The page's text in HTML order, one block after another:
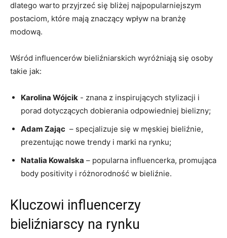
dlatego warto przyjrzeć ​się ​bliżej⁤ najpopularniejszym
⁣postaciom,‍ które ​mają ‌znaczący‌ wpływ ⁣na branżę
modową.
Wśród ⁣influencerów bieliźniarskich wyróżniają⁤ się osoby
takie⁣ jak:
Karolina Wójcik ‌- znana z inspirujących stylizacji i
porad ​dotyczących ‍dobierania⁢ odpowiedniej bielizny;
Adam Zając ‍ – specjalizuje się w męskiej bieliźnie,
prezentując nowe trendy i marki​ na rynku;
Natalia Kowalska – popularna ⁣influencerka, promująca⁢
body positivity i różnorodność w bieliźnie.
Kluczowi influencerzy⁣
bieliźniarscy ⁣na rynku